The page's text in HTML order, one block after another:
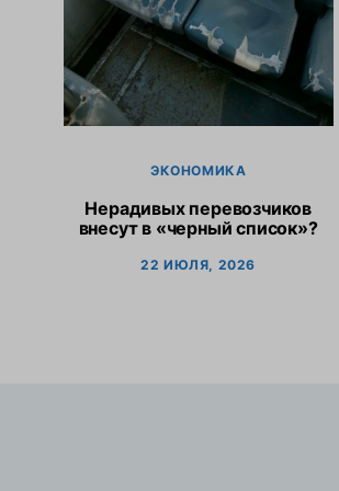
ЭКОНОМИКА
Нерадивых перевозчиков
внесут в «черный список»?
22 ИЮЛЯ, 2026